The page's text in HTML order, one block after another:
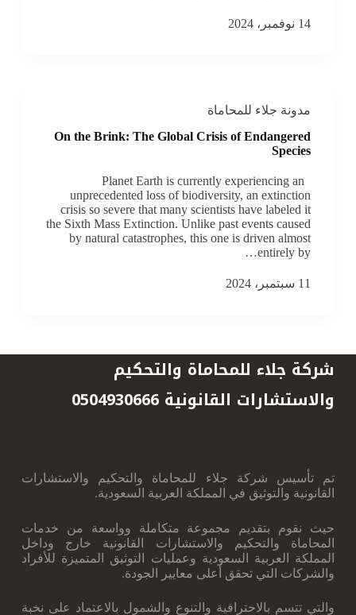
14 نوفمبر، 2024
مدونة جلاء للمحاماة
On the Brink: The Global Crisis of Endangered
Species
Planet Earth is currently experiencing an
unprecedented loss of biodiversity, an extinction
crisis so severe that many scientists have labeled it
the Sixth Mass Extinction. Unlike past events caused
by natural catastrophes, this one is driven almost
entirely by…
11 سبتمبر، 2024
شركة جلاء للمحاماة والتحكيم
والاستشارات القانونية 0504930666
تم تأسيس شركة جلاء للمحاماة والتحكيم والاستشارات
القانونية والتوثيق في المملكة العربية ‏السعودية.
حيث نقوم بتقديم مجموعة متكاملة وواسعة من خدمات
المحاماة والتحكيم والاستشارات ‏القانونية خارج وداخل
المملكة العربية السعودية وعمليات التوثيق المتميزة للأفراد
والشركات ‏التي تحقق أعلى معايير الجودة.
والتي تتسم بالاحترافية والتنوع والشمول بالاعتماد على نخبة